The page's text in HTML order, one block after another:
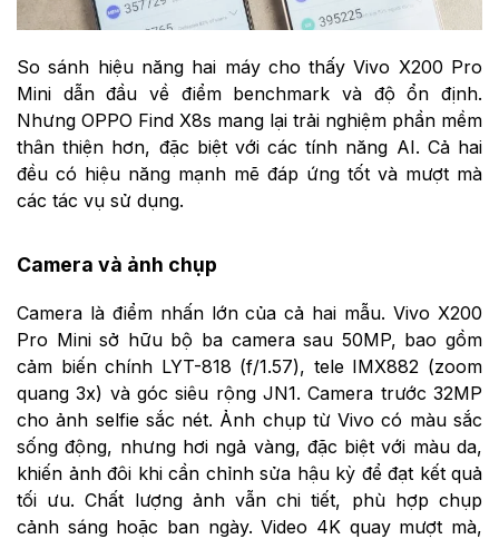
So sánh hiệu năng hai máy cho thấy Vivo X200 Pro
Mini dẫn đầu về điểm benchmark và độ ổn định.
Nhưng OPPO Find X8s mang lại trải nghiệm phần mềm
thân thiện hơn, đặc biệt với các tính năng AI. Cả hai
đều có hiệu năng mạnh mẽ đáp ứng tốt và mượt mà
các tác vụ sử dụng.
Camera và ảnh chụp
Camera là điểm nhấn lớn của cả hai mẫu. Vivo X200
Pro Mini sở hữu bộ ba camera sau 50MP, bao gồm
cảm biến chính LYT-818 (f/1.57), tele IMX882 (zoom
quang 3x) và góc siêu rộng JN1. Camera trước 32MP
cho ảnh selfie sắc nét. Ảnh chụp từ Vivo có màu sắc
sống động, nhưng hơi ngả vàng, đặc biệt với màu da,
khiến ảnh đôi khi cần chỉnh sửa hậu kỳ để đạt kết quả
tối ưu. Chất lượng ảnh vẫn chi tiết, phù hợp chụp
cảnh sáng hoặc ban ngày. Video 4K quay mượt mà,